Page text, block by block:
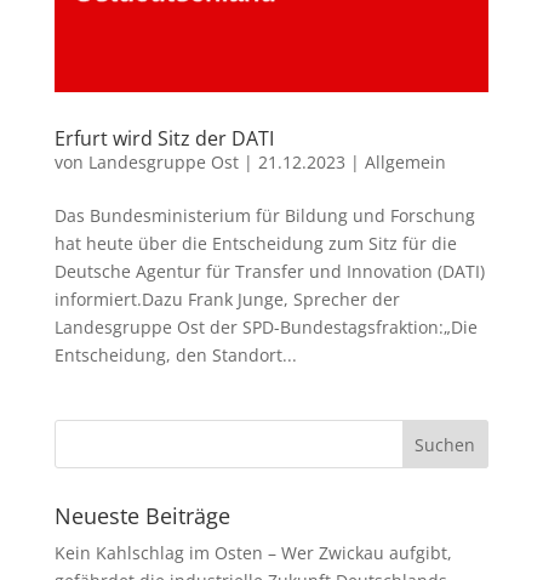
Erfurt wird Sitz der DATI
von Landesgruppe Ost| 21.12.2023 | Allgemein
Das Bundesministerium für Bildung und Forschung
hat heute über die Entscheidung zum Sitz für die
Deutsche Agentur für Transfer und Innovation (DATI)
informiert.Dazu Frank Junge, Sprecher der
Landesgruppe Ost der SPD-Bundestagsfraktion:„Die
Entscheidung, den Standort...
Neueste Beiträge
Kein Kahlschlag im Osten – Wer Zwickau aufgibt,